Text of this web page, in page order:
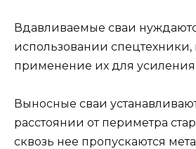
Вдавливаемые сваи
использовании спецтехники,
применение их для усиления
Выносные сваи
расстоянии от периметра
сквозь нее пропускаются